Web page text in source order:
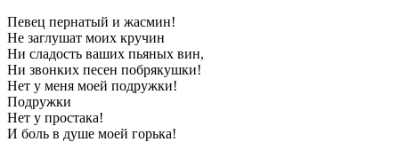
Певец пернатый и жасмин!
Не заглушат моих кручин
Ни сладость ваших пьяных вин,
Ни звонких песен побрякушки!
Нет у меня моей подружки!
Подружки
Нет у простака!
И боль в душе моей горька!